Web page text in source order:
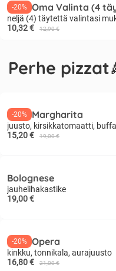
-20% Oma Valinta (4
neljä (4) täytettä valintasi
10,32 €
12,90 €
Perhe
-20% Margharita
juusto, kirsikkatomaatti,
15,20 €
19,00 €
Bolognese
jauhelihakastike
19,00 €
-20% Opera
kinkku, tonnikala, aurajuusto
16,80 €
21,00 €